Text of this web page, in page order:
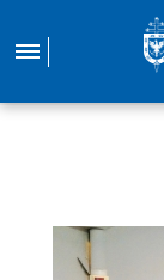
contenido
principal